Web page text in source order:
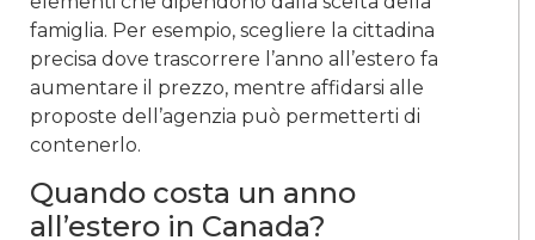
famiglia. Per esempio, scegliere la cittadina
precisa dove trascorrere l’anno all’estero fa
aumentare il prezzo, mentre affidarsi alle
proposte dell’agenzia può permetterti di
contenerlo.
Quando costa un anno
all’estero in Canada?